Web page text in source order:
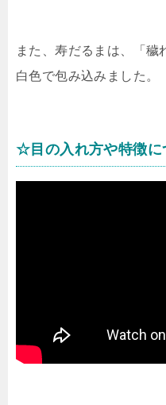
また、寿だるまは、「穢
白色で包み込みました。
☆目の入れ方や特徴に